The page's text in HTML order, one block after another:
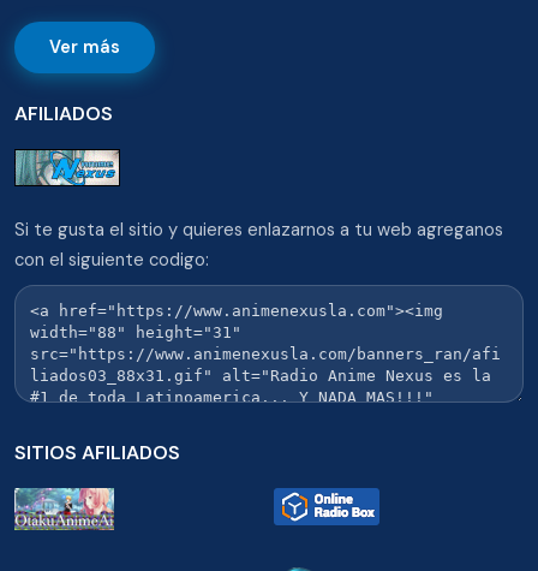
Ver más
AFILIADOS
Si te gusta el sitio y quieres enlazarnos a tu web agreganos
con el siguiente codigo:
SITIOS AFILIADOS